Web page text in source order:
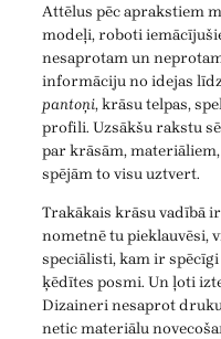
Attēlus pēc aprakstiem
modeļi, roboti
nesaprotam un
informāciju no idejas
pantoņi, krāsu telpas,
profili. Uzsākšu rakstu
par krāsām,
spējām to visu uztvert.
Trakākais krāsu vadībā
nometnē tu pieklauvēsi,
speciālisti, kam ir
ķēdītes posmi. Un ļoti
Dizaineri nesaprot
netic materiālu